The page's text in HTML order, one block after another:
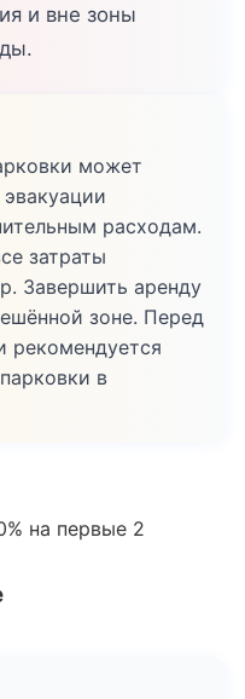
и вне зоны
может
расходам.
затраты
Завершить аренду
зоне. Перед
рекомендуется
в
на первые 2